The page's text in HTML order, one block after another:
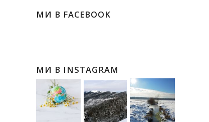
МИ В FACEBOOK
МИ В INSTAGRAM